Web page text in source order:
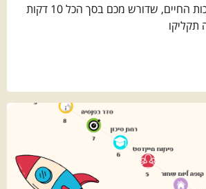
המדריך לשיפור איכות החיים, שדורש מכם בסך הכל 10 דקות
תקליקו